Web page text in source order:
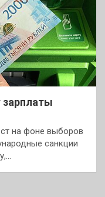
зарплаты
на фоне выборов
санкции